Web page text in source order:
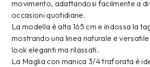
movimento, adattandosi facilmente a
occasioni quotidiane.
La modella è alta 165 cm e indossa la
mostrando una linea naturale e
look eleganti ma rilassati.
La Maglia con manica 3/4 traforata è